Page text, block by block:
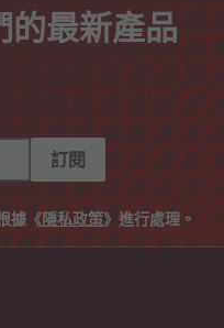
的最新產品
訂閱
據《隱私政策》進行處理。